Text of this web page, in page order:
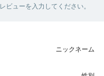
レビューを入力してください。
ニックネーム